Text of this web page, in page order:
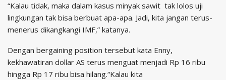
“Kalau tidak, maka dalam kasus minyak sawit tak lolos uji
lingkungan tak bisa berbuat apa-apa. Jadi, kita jangan terus-
menerus dikangkangi IMF,” katanya.
Dengan bergaining position tersebut kata Enny,
kekhawatiran dollar AS terus menguat menjadi Rp 16 ribu
hingga Rp 17 ribu bisa hilang.“Kalau kita